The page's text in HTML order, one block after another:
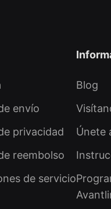
envío
privacidad
reembolso
de servicio
Blog
Únete